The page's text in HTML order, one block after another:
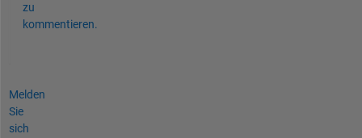
zu
kommentieren.
Melden
Sie
sich